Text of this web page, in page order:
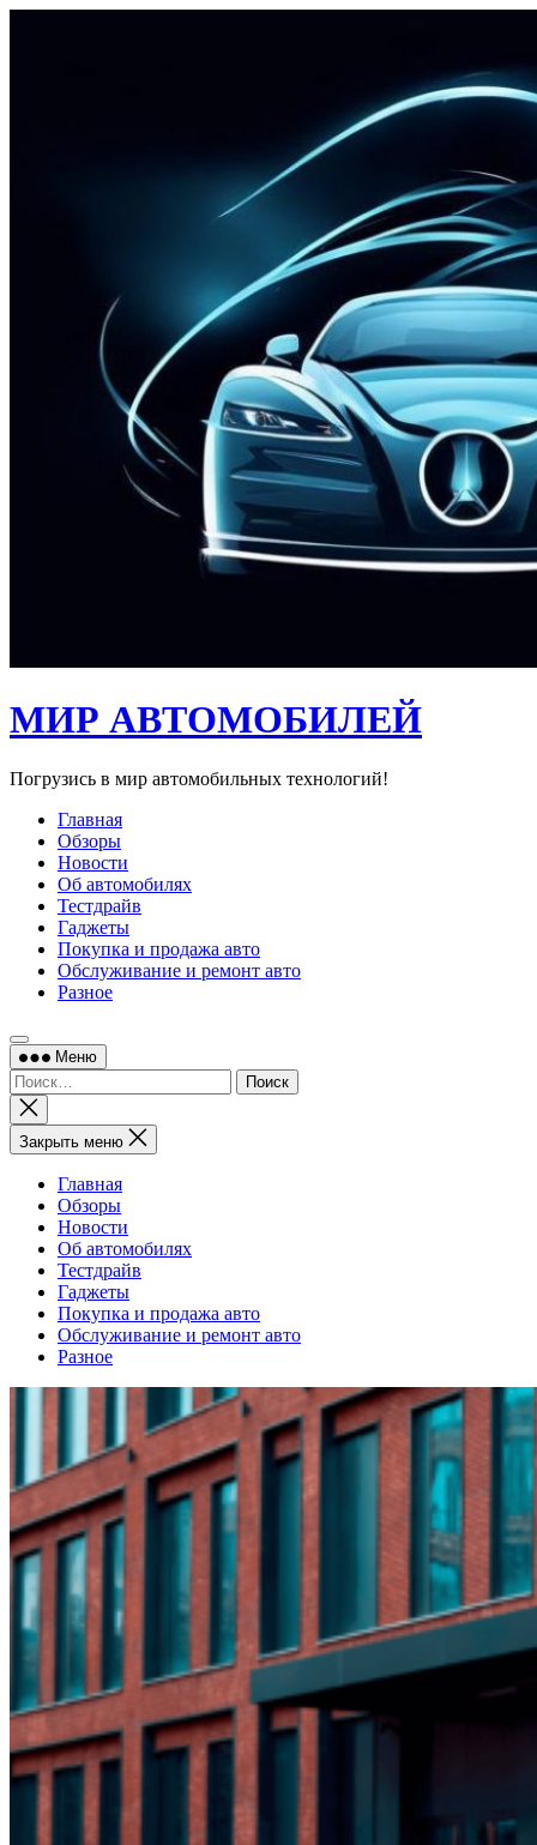
МИР АВТОМОБИЛЕЙ
Погрузись в мир автомобильных технологий!
Главная
Обзоры
Новости
Об автомобилях
Тестдрайв
Гаджеты
Покупка и продажа авто
Обслуживание и ремонт авто
Разное
Меню
Найти:
Закрыть
поиск
Закрыть меню
Главная
Обзоры
Новости
Об автомобилях
Тестдрайв
Гаджеты
Покупка и продажа авто
Обслуживание и ремонт авто
Разное